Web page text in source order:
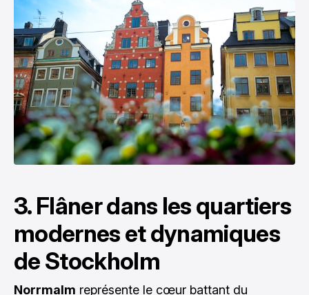
3. Flâner dans les quartiers
modernes et dynamiques
de Stockholm
Norrmalm représente le cœur battant du